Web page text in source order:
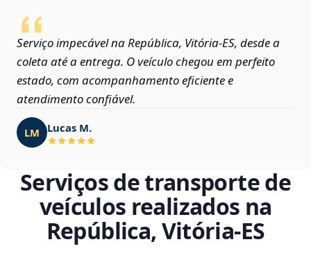
Serviço impecável na República, Vitória‑ES, desde a
coleta até a entrega. O veículo chegou em perfeito
estado, com acompanhamento eficiente e
atendimento confiável.
LM Lucas M.
Serviços de transporte de
veículos realizados na
República, Vitória‑ES